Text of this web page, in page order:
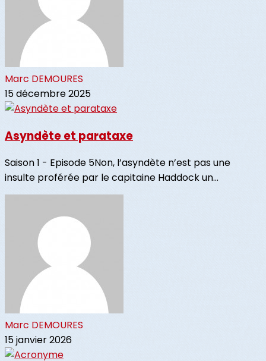
Marc DEMOURES
15 décembre 2025
Asyndète et parataxe
Saison 1 - Episode 5Non, l’asyndète n’est pas une
insulte proférée par le capitaine Haddock un...
Marc DEMOURES
15 janvier 2026